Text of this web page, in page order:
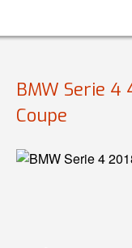
BMW Serie 4
Coupe